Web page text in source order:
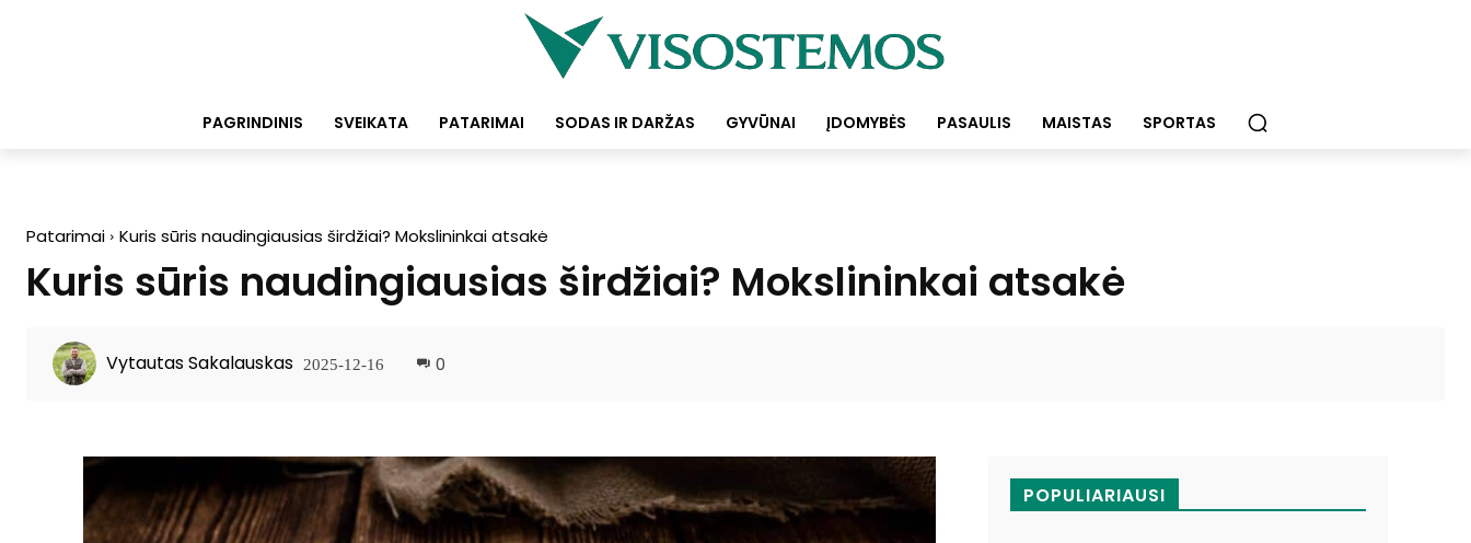
PAGRINDINIS SVEIKATA PATARIMAI SODAS IR DARŽAS GYVŪNAI ĮDOMYBĖS PASAULIS MAISTAS SPORTAS
Patarimai Kuris sūris naudingiausias širdžiai? Mokslininkai atsakė
Kuris sūris naudingiausias širdžiai? Mokslininkai atsakė
Vytautas Sakalauskas 2025-12-16 0
POPULIARIAUSI